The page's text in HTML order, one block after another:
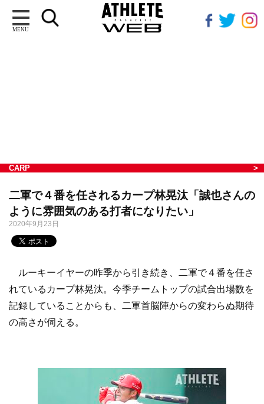
MENU
CARP
二軍で４番を任されるカープ林晃汰「誠也さんの
ように雰囲気のある打者になりたい」
2020年9月23日
ルーキーイヤーの昨季から引き続き、二軍で４番を任さ
れているカープ林晃汰。今季チームトップの試合出場数を
記録していることからも、二軍首脳陣からの変わらぬ期待
の高さが伺える。